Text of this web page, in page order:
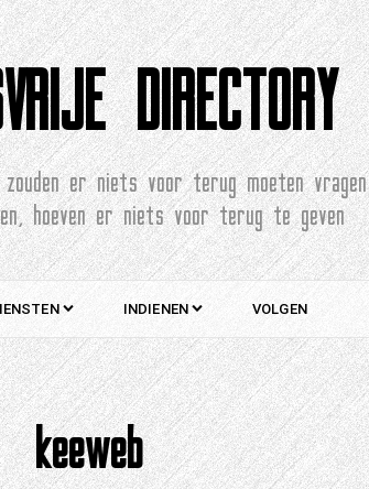
DIRECTORY
zouden er niets voor terug moeten vragen
hoeven er niets voor terug te geven
INDIENEN VOLGEN
keeweb